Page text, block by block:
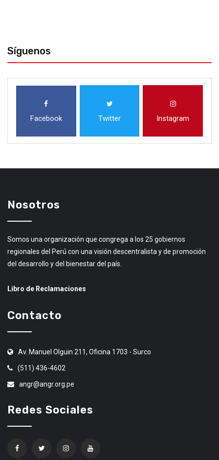
Síguenos
Facebook Twitter Instagram
Nosotros
Somos una organización que congrega a los 25 gobiernos
regionales del Perú con una visión descentralista y de promoción
del desarrollo y del bienestar del país.
Libro de Reclamaciones
Contacto
Av. Manuel Olguin 211, Oficina 1703 - Surco
(511) 436-4602
angr@angr.org.pe
Redes Sociales